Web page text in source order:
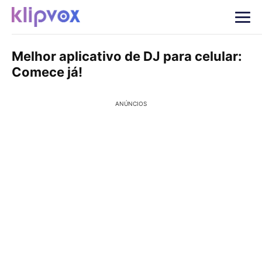
Melhor aplicativo de DJ para celular:
Comece já!
ANÚNCIOS